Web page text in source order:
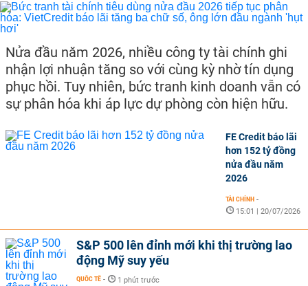
Nửa đầu năm 2026, nhiều công ty tài chính ghi
nhận lợi nhuận tăng so với cùng kỳ nhờ tín dụng
phục hồi. Tuy nhiên, bức tranh kinh doanh vẫn có
sự phân hóa khi áp lực dự phòng còn hiện hữu.
FE Credit báo lãi
hơn 152 tỷ đồng
nửa đầu năm
2026
TÀI CHÍNH -
15:01 | 20/07/2026
S&P 500 lên đỉnh mới khi thị trường lao
động Mỹ suy yếu
QUỐC TẾ - 1 phút trước